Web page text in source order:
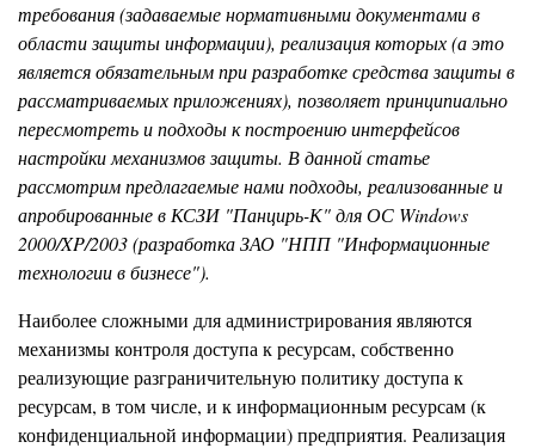
требования (задаваемые нормативными документами в
области защиты информации), реализация которых (а это
является обязательным при разработке средства защиты в
рассматриваемых приложениях), позволяет принципиально
пересмотреть и подходы к построению интерфейсов
настройки механизмов защиты. В данной статье
рассмотрим предлагаемые нами подходы, реализованные и
апробированные в КСЗИ "Панцирь-К" для ОС Windows
2000/XP/2003 (разработка ЗАО "НПП "Информационные
технологии в бизнесе").
Наиболее сложными для администрирования являются
механизмы контроля доступа к ресурсам, собственно
реализующие разграничительную политику доступа к
ресурсам, в том числе, и к информационным ресурсам (к
конфиденциальной информации) предприятия. Реализация